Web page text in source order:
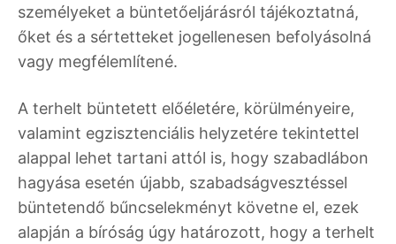
személyeket a büntetőeljárásról tájékoztatná,
őket és a sértetteket jogellenesen befolyásolná
vagy megfélemlítené.
A terhelt büntetett előéletére, körülményeire,
valamint egzisztenciális helyzetére tekintettel
alappal lehet tartani attól is, hogy szabadlábon
hagyása esetén újabb, szabadságvesztéssel
büntetendő bűncselekményt követne el, ezek
alapján a bíróság úgy határozott, hogy a terhelt